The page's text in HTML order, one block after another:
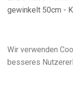
gewinkelt 50cm -
Wir verwenden
besseres